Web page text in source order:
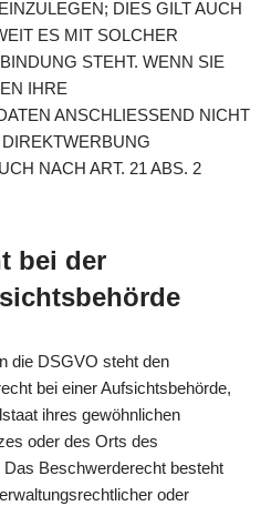
DIES GILT AUCH
ES MIT SOLCHER
STEHT. WENN SIE
IHRE
ANSCHLIESSEND NICHT
NACH ART. 21 ABS. 2
bei der
die DSGVO steht den
bei einer Aufsichtsbehörde,
ihres gewöhnlichen
oder des Orts des
Beschwerderecht besteht
oder